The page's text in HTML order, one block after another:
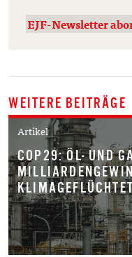
EJF-Newsletter
WEITERE BEITRÄGE
Artikel
COP29: ÖL- UND